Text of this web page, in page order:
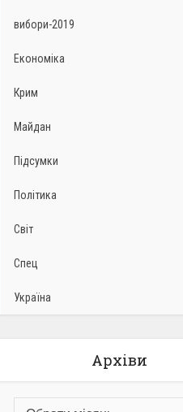
вибори-2019
Економіка
Крим
Майдан
Підсумки
Політика
Світ
Спец
Україна
Архіви